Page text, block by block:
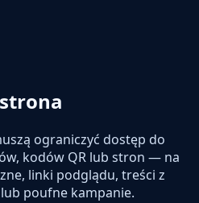
ograniczyć dostęp do
kodów QR lub stron — na
linki podglądu, treści z
poufne kampanie.